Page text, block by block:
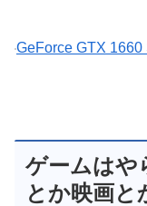
GeForce GTX 1660
ゲームはや
とか映画と